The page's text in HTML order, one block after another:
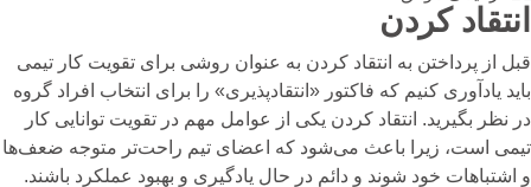
انتقاد کردن
قبل از پرداختن به انتقاد کردن به عنوان روشی برای تقویت کار تیمی
باید یادآوری کنیم که فاکتور «انتقادپذیری» را برای انتخاب افراد گروه
در نظر بگیرید. انتقاد کردن یکی از عوامل مهم در تقویت توانایی کار
تیمی است، زیرا باعث می‌شود که اعضای تیم راحت‌تر متوجه ضعف‌ها
و اشتباهات خود شوند و دائم در حال یادگیری و بهبود عملکرد باشند.